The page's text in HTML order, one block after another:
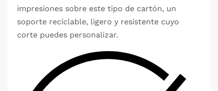
impresiones sobre este tipo de cartón, un
soporte reciclable, ligero y resistente cuyo
corte puedes personalizar.